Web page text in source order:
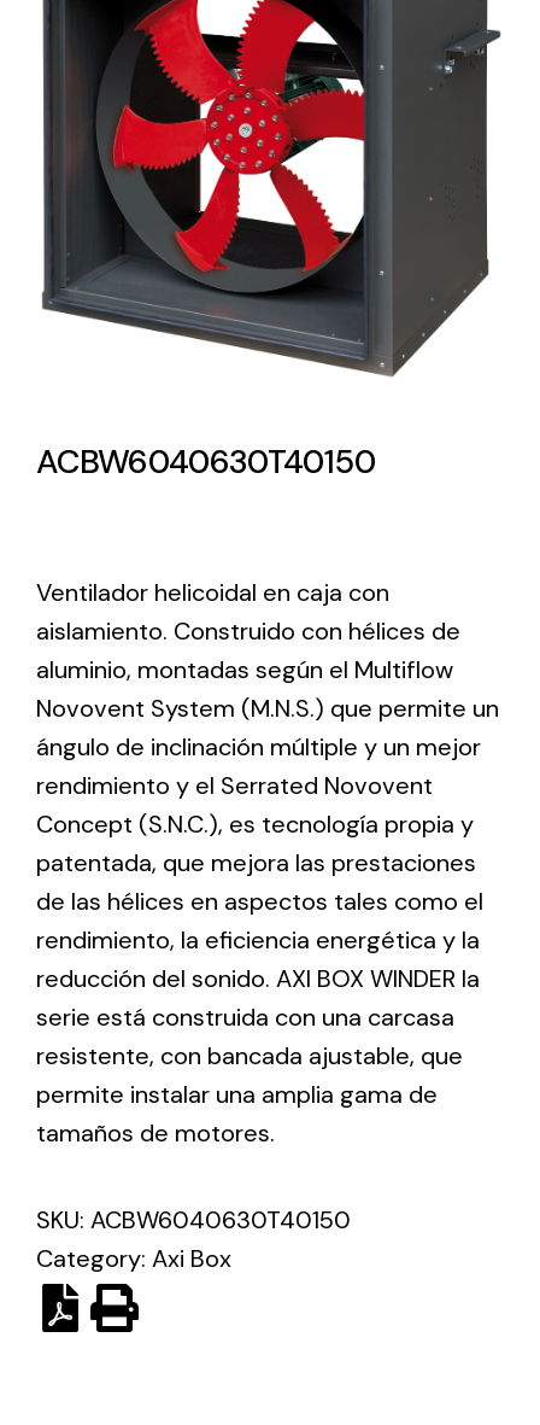
Lighting and Electrical
Equipment
Complete solutions in lighting and electrical
material for each project and need
Ventilation
The incorporation of Novovent into the group
meant a greater offer of ventilation products for
different uses
Iluminación Solar
Variedad de soluciones solares para todo tipo
de necesidades.
ACBW6040630T40150
Ventilador helicoidal en caja con
aislamiento. Construido con hélices de
aluminio, montadas según el Multiflow
Novovent System (M.N.S.) que permite un
ángulo de inclinación múltiple y un mejor
rendimiento y el Serrated Novovent
Concept (S.N.C.), es tecnología propia y
patentada, que mejora las prestaciones
de las hélices en aspectos tales como el
rendimiento, la eficiencia energética y la
reducción del sonido. AXI BOX WINDER la
serie está construida con una carcasa
resistente, con bancada ajustable, que
permite instalar una amplia gama de
tamaños de motores.
SKU: ACBW6040630T40150
Category: Axi Box